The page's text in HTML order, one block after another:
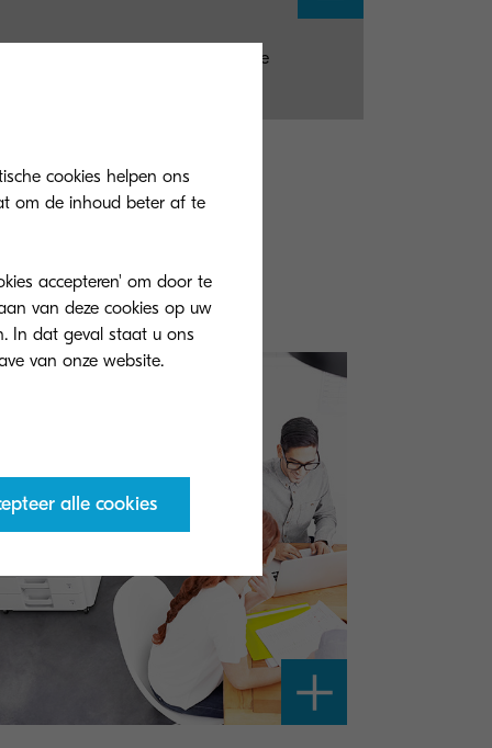
and more. Please access the
cookies helpen ons
om de inhoud beter af te
accepteren' om door te
van deze cookies op uw
In dat geval staat u ons
toe alleen die cookies op uw apparaat te plaatsen die noodzakelijk zijn voor de correcte weergave van onze website.
alle cookies